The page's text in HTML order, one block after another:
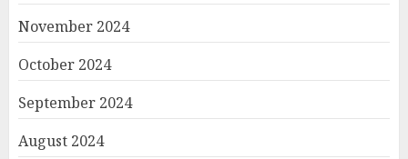
November 2024
October 2024
September 2024
August 2024